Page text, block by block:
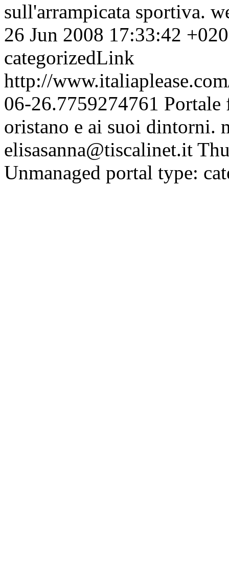
sull'arrampicata sportiva.
26 Jun 2008 17:33:42
categorizedLink
http://
06-26.7759274761 Portale
oristano e ai suoi dintorni.
elisasanna@tiscalinet.it
Unmanaged portal type: